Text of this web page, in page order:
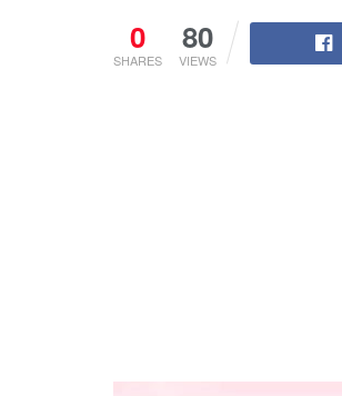
0
SHARES
80
VIEWS